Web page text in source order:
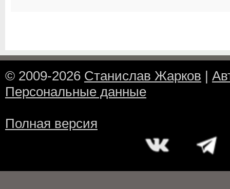
© 2009-2026 Станислав Жарков |
Персональные данные
Полная версия